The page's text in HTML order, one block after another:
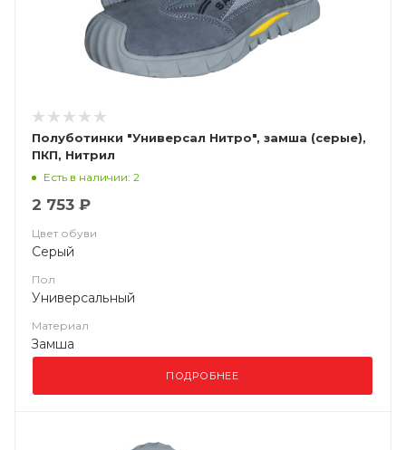
Полуботинки "Универсал Нитро", замша (серые),
ПКП, Нитрил
Есть в наличии: 2
2 753 ₽
Цвет обуви
Серый
Пол
Универсальный
Материал
Замша
ПОДРОБНЕЕ